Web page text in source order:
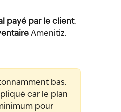
payé par le client.
Amenitiz.
bas.
car le plan
pour